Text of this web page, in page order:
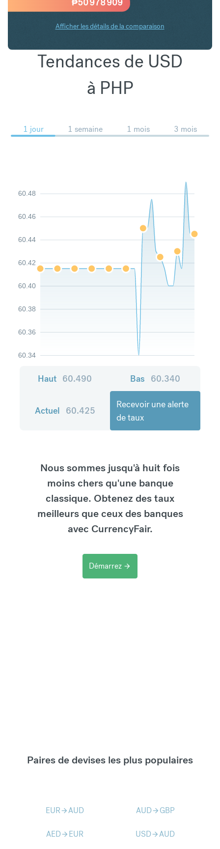
Afficher les détails de la comparaison
Tendances de USD
à PHP
1 jour 1 semaine 1 mois 3 mois
60.34
60.36
60.38
60.40
60.42
60.44
60.46
60.48
Haut 60.490 Bas 60.340
Actuel 60.425
Recevoir une alerte
de taux
Nous sommes jusqu'à huit fois
moins chers qu'une banque
classique. Obtenez des taux
meilleurs que ceux des banques
avec CurrencyFair.
Démarrez arrow_forward
Paires de devises les plus populaires
EURarrow_forwardAUD AUDarrow_forward GBP
AEDarrow_forward EUR USDarrow_forwardAUD